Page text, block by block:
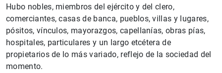
Hubo nobles, miembros del ejército y del clero,
comerciantes, casas de banca, pueblos, villas y lugares,
pósitos, vínculos, mayorazgos, capellanías, obras pías,
hospitales, particulares y un largo etcétera de
propietarios de lo más variado, reflejo de la sociedad del
momento.
1